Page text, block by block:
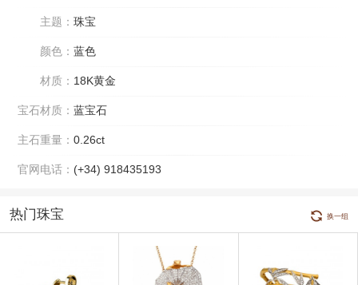
主题： 珠宝
颜色： 蓝色
材质： 18K黄金
宝石材质： 蓝宝石
主石重量： 0.26ct
官网电话： (+34) 918435193
热门珠宝 换一组